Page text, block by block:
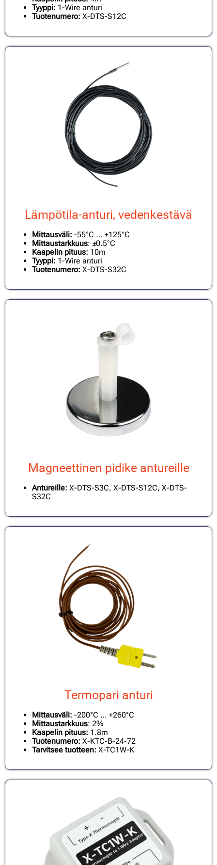
Tyyppi: 1-Wire anturi
Tuotenumero: X-DTS-S12C
Lämpötila-anturi, vedenkestävä
Mittausväli: -55°C … +125°C
Mittaustarkkuus: ±0.5°C
Kaapelin pituus: 10m
Tyyppi: 1-Wire anturi
Tuotenumero: X-DTS-S32C
Magneettinen pidike antureille
Antureille: X-DTS-S3C, X-DTS-S12C, X-DTS-
S32C
Termopari anturi
Mittausväli: -200°C … +260°C
Mittaustarkkuus: 2%
Kaapelin pituus: 1.8m
Tuotenumero: X-KTC-B-24-72
Tarvitsee tuotteen: X-TC1W-K